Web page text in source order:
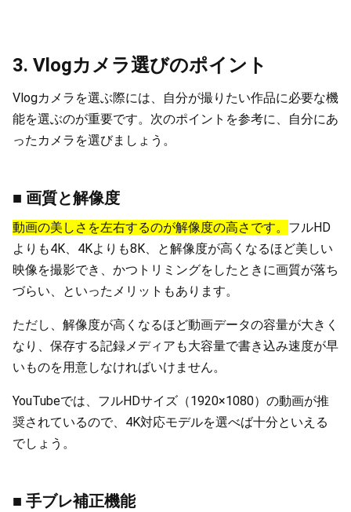
3. Vlogカメラ選びのポイント
Vlogカメラを選ぶ際には、自分が撮りたい作品に必要な機
能を選ぶのが重要です。次のポイントを参考に、自分にあ
ったカメラを選びましょう。
■ 画質と解像度
動画の美しさを左右するのが解像度の高さです。 フルHD
よりも4K、4Kよりも8K、と解像度が高くなるほど美しい
映像を撮影でき、かつトリミングをしたときに画質が落ち
づらい、といったメリットもあります。
ただし、解像度が高くなるほど動画データの容量が大きく
なり、保存する記録メディアも大容量で書き込み速度が早
いものを用意しなければいけません。
YouTubeでは、フルHDサイズ（1920×1080）の動画が推
奨されているので、4K対応モデルを選べば十分といえる
でしょう。
■ 手ブレ補正機能